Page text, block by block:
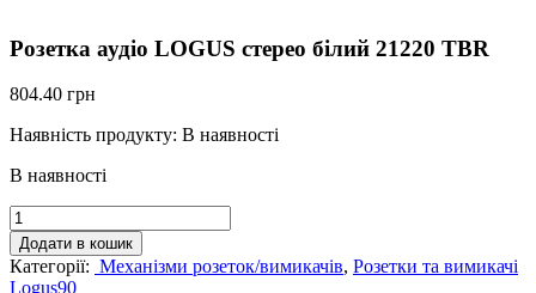
Розетка аудіо LOGUS стерео білий 21220 TBR
804.40 грн
Наявність продукту: В наявності
В наявності
Розетка
аудіо
LOGUS
стерео
Додати в кошик
Категорії: Механізми розеток/вимикачів, Розетки та вимикачі
Logus90